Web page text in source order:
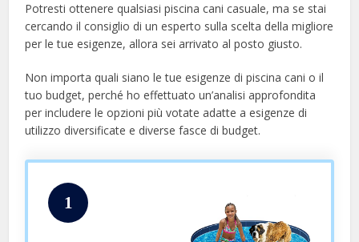
Potresti ottenere qualsiasi piscina cani casuale, ma se stai
cercando il consiglio di un esperto sulla scelta della migliore
per le tue esigenze, allora sei arrivato al posto giusto.
Non importa quali siano le tue esigenze di piscina cani o il
tuo budget, perché ho effettuato un’analisi approfondita
per includere le opzioni più votate adatte a esigenze di
utilizzo diversificate e diverse fasce di budget.
1